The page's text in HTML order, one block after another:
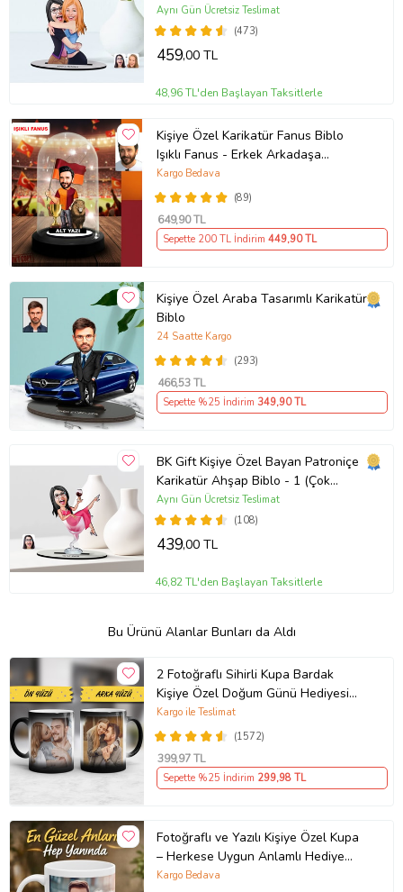
Anneye Hediye, Doğum Günü
Hediyesi (Beyaz)
(473)
Aynı Gün Ücretsiz Teslimat
459,00 TL
48,96 TL'den Başlayan Taksitlerle
Kişiye Özel Karikatür Fanus Biblo
Işıklı Fanus - Erkek Arkadaşa
Taraftar Hediyesi
(89)
Kargo Bedava
649,90 TL
Sepette 200 TL İndirim 449,90 TL
Kişiye Özel Araba Tasarımlı Karikatür
Biblo
(293)
24 Saatte Kargo
466,53 TL
Sepette %25 İndirim 349,90 TL
BK Gift Kişiye Özel Bayan Patroniçe
Karikatür Ahşap Biblo - 1 (Çok
Renkli)
(108)
Aynı Gün Ücretsiz Teslimat
439,00 TL
46,82 TL'den Başlayan Taksitlerle
Bu Ürünü Alanlar Bunları da Aldı
2 Fotoğraflı Sihirli Kupa Bardak
Kişiye Özel Doğum Günü Hediyesi
Sevgiliye Hediye Anneye Babaya
Ablaya Abiye Kız Erkek Kardeşe
Arkadaşa Resimli Günü Yıl Dönümü
Hediyesi
(1572)
Kargo ile Teslimat
399,97 TL
Sepette %25 İndirim 299,98 TL
Fotoğraflı ve Yazılı Kişiye Özel Kupa
– Herkese Uygun Anlamlı Hediye
Porselen Baskılı Kupa (Beyaz)
Kargo Bedava